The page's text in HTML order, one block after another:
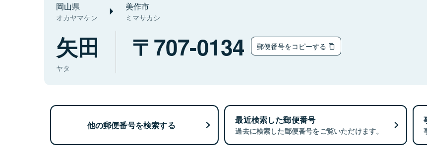
岡山県
オカヤマケン
美作市
ミマサカシ
矢田
ヤタ
707-0134 郵便番号をコピーする
他の郵便番号を検索する 最近検索した郵便番号
過去に検索した郵便番号をご覧いただけます。